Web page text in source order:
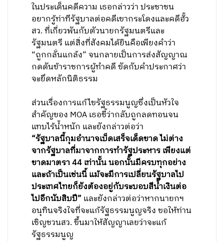
ในประเด็นคดีความ เธอกล่าวว่า ประชาชน
อยากรู้ท่าทีรัฐบาลต่อคดีเขากระโดงและคดีฮั้ว
สว. ที่เกี่ยวพันกับตัวนายกรัฐมนตรีและ
รัฐมนตรี แต่สิ่งที่สังคมได้ยินคือเพียงคำว่า
“ถูกกลั่นแกล้ง” จนกลายเป็นการส่งสัญญาณ
กดดันข้าราชการผู้ทำคดี ขัดกับคำประกาศว่า
จะยึดหลักนิติธรรม
ส่วนเรื่องการแก้ไขรัฐธรรมนูญซึ่งเป็นหัวใจ
สำคัญของ MOA เธอชี้ว่ากลับถูกลดทอนจน
แทบไร้น้ำหนัก และยังกล่าวต่อว่า
“รัฐบาลนี้กุมอำนาจเบ็ดเสร็จเด็ดขาด ไม่ต่าง
จากรัฐบาลที่มาจากการทำรัฐประหาร เพียงแต่
ขาดมาตรา 44 เท่านั้น นอกนั้นมีครบทุกอย่าง
และถ้าเป็นเช่นนี้ แม้จะมีการเปลี่ยนรัฐบาลไป
ประเทศไทยก็ยังต้องอยู่กับระบอบสีน้ำเงินต่อ
ไปอีกนับสิบปี” และยังกล่าวต่อว่าหากนายกฯ
อนุทินจริงใจที่จะแก้รัฐธรรมนูญจริง ขอให้ท่าน
เชิญชวนสว. ขึ้นมาให้สัญญาเลยว่าจะแก้
รัฐธรรมนูญ